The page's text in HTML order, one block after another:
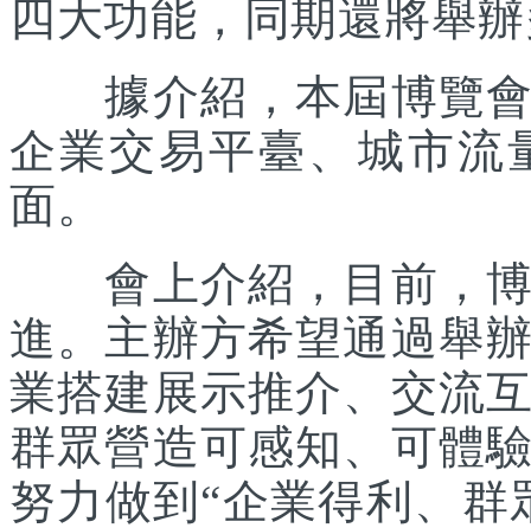
四大功能，同期還將舉
據介紹，本屆博覽會
企業交易平臺、城市流
面。
會上介紹，目前，博
進。主辦方希望通過舉
業搭建展示推介、交流
群眾營造可感知、可體
努力做到“企業得利、